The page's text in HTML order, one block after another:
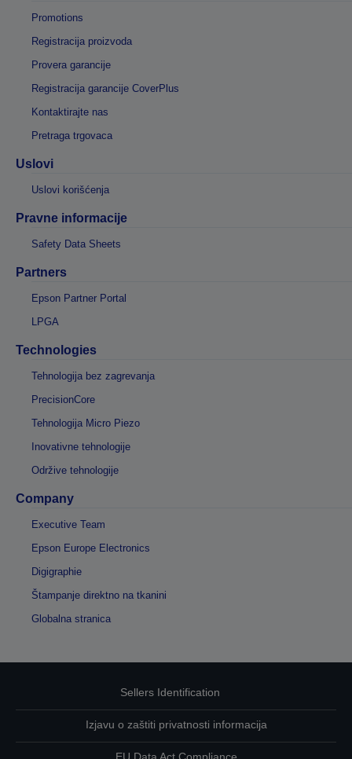
Promotions
Registracija proizvoda
Provera garancije
Registracija garancije CoverPlus
Kontaktirajte nas
Pretraga trgovaca
Uslovi
Uslovi korišćenja
Pravne informacije
Safety Data Sheets
Partners
Epson Partner Portal
LPGA
Technologies
Tehnologija bez zagrevanja
PrecisionCore
Tehnologija Micro Piezo
Inovativne tehnologije
Održive tehnologije
Company
Executive Team
Epson Europe Electronics
Digigraphie
Štampanje direktno na tkanini
Globalna stranica
Sellers Identification
Izjavu o zaštiti privatnosti informacija